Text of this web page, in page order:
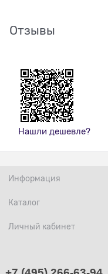
Отзывы
Нашли дешевле?
Информация
Каталог
Личный кабинет